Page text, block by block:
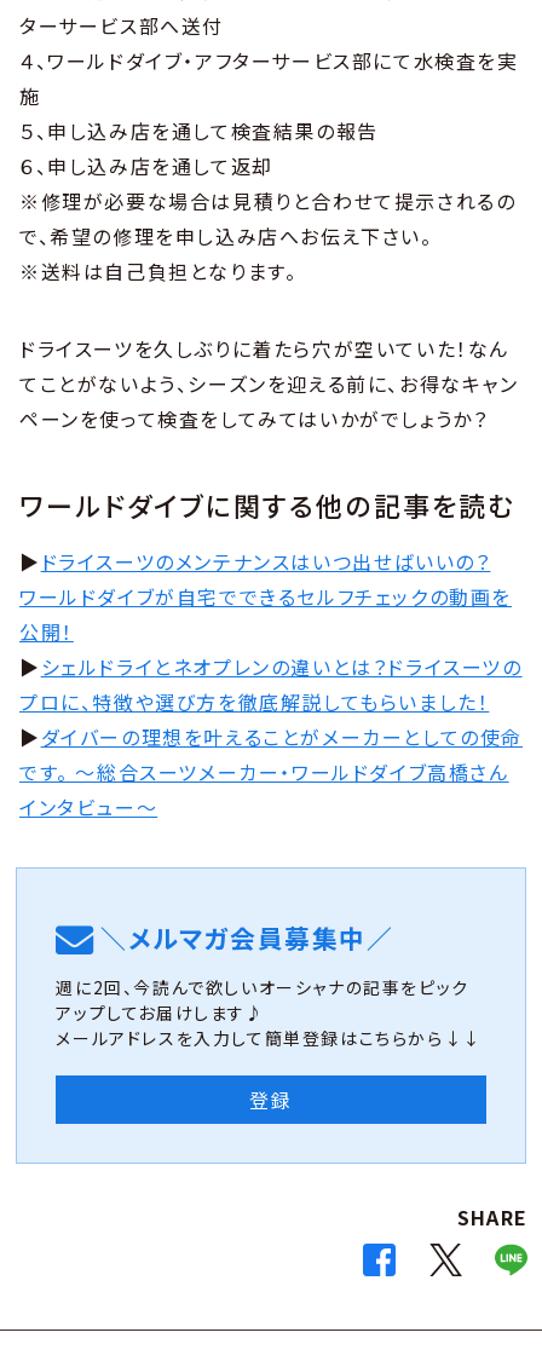
ターサービス部へ送付
４、ワールドダイブ・アフターサービス部にて水検査を実
施
５、申し込み店を通して検査結果の報告
６、申し込み店を通して返却
※修理が必要な場合は見積りと合わせて提示されるの
で、希望の修理を申し込み店へお伝え下さい。
※送料は自己負担となります。
ドライスーツを久しぶりに着たら穴が空いていた！なん
てことがないよう、シーズンを迎える前に、お得なキャン
ペーンを使って検査をしてみてはいかがでしょうか？
ワールドダイブに関する他の記事を読む
▶︎ ドライスーツのメンテナンスはいつ出せばいいの？
ワールドダイブが自宅でできるセルフチェックの動画を
公開！
▶︎ シェルドライとネオプレンの違いとは？ドライスーツの
プロに、特徴や選び方を徹底解説してもらいました！
▶︎ダイバーの理想を叶えることがメーカーとしての使命
です。 〜総合スーツメーカー・ワールドダイブ高橋さん
インタビュー〜
＼メルマガ会員募集中／
週に2回、今読んで欲しいオーシャナの記事をピック
アップしてお届けします♪
メールアドレスを入力して簡単登録はこちらから↓↓
登録
SHARE